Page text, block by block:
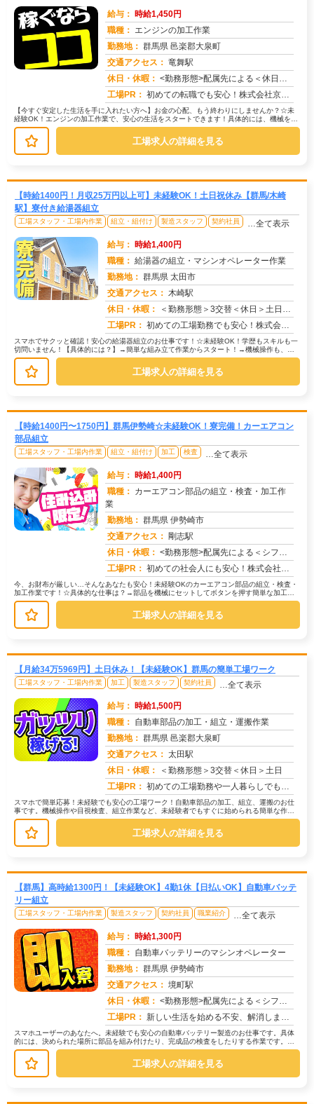
給与： 時給1,450円
職種： エンジンの加工作業
勤務地： 群馬県 邑楽郡大泉町
交通アクセス： 竜舞駅
休日・休暇： <勤務形態>配属先による＜休日＞工場カレンダーによる
工場PR： 初めての転職でも安心！株式会社京栄センターで、新しい一歩を踏み出してみませんか？☆すぐに住める寮完備！初期費用は一...
【今すぐ安定した生活を手に入れたい方へ】お金の心配、もう終わりにしませんか？☆未
経験OK！エンジンの加工作業で、安心の生活をスタートできます！具体的には、機械を使
った簡単な操作や、目視による検査...
工場求人の詳細を見る
【時給1400円！月収25万円以上可】未経験OK！土日祝休み【群馬/木崎
駅】寮付き給湯器組立
工場スタッフ・工場内作業 組立・組付け 製造スタッフ 契約社員 …全て表示
給与： 時給1,400円
職種： 給湯器の組立・マシンオペレーター作業
勤務地： 群馬県 太田市
交通アクセス： 木崎駅
休日・休暇：
＜勤務形態＞3交替＜休日＞土日祝/長期休暇/GW /夏季/ 年末年始
工場PR： 初めての工場勤務でも安心！株式会社京栄センターで新しい一歩を踏み出しませんか？☆充実の寮生活で、不安を解消！→0〜...
スマホでサクッと確認！安心の給湯器組立のお仕事です！☆未経験OK！学歴もスキルも一
切問いません！【具体的には？】→簡単な組み立て作業からスタート！→機械操作も、丁
寧に指導しますのでご安心ください...
工場求人の詳細を見る
【時給1400円〜1750円】群馬伊勢崎☆未経験OK！寮完備！カーエアコン
部品組立
工場スタッフ・工場内作業 組立・組付け 加工 検査 …全て表示
給与： 時給1,400円
職種： カーエアコン部品の組立・検査・加工作
業
勤務地： 群馬県 伊勢崎市
交通アクセス：
剛志駅
休日・休暇： <勤務形態>配属先による＜シフト＞仕事量に応じて4勤3休有＜休日＞完全週休2日制・工場カレンダーによる
工場PR： 初めての社会人にも安心！株式会社京栄センターで、新しい一歩を踏み出してみませんか？☆家具家電付きの個室寮が初期費用...
今、お財布が厳しい…そんなあなたも安心！未経験OKのカーエアコン部品の組立・検査・
加工作業です！☆具体的な仕事は？→部品を機械にセットしてボタンを押す簡単な加工、
顕微鏡を使って部品の検査、PCで...
工場求人の詳細を見る
【月給34万5969円】土日休み！【未経験OK】群馬の簡単工場ワーク
工場スタッフ・工場内作業 加工 製造スタッフ 契約社員 …全て表示
給与： 時給1,500円
職種： 自動車部品の加工・組立・運搬作業
勤務地： 群馬県 邑楽郡大泉町
交通アクセス： 太田駅
休日・休暇：
＜勤務形態＞3交替＜休日＞土日
工場PR： 初めての工場勤務や一人暮らしでも安心！90％の方が不安を解消して活躍中！☆全国2,500件以上の格安寮完備！初期費...
スマホで簡単応募！未経験でも安心の工場ワーク！自動車部品の加工、組立、運搬のお仕
事です。機械操作や目視検査、組立作業など、未経験者でもすぐに始められる簡単な作業
が中心です。研修があるので、初めて...
工場求人の詳細を見る
【群馬】高時給1300円！【未経験OK】4勤1休【日払いOK】自動車バッテ
リー組立
工場スタッフ・工場内作業 製造スタッフ 契約社員 職業紹介 …全て表示
給与： 時給1,300円
職種： 自動車バッテリーのマシンオペレーター
勤務地： 群馬県 伊勢崎市
交通アクセス： 境町駅
休日・休暇： <勤務形態>配属先による＜シフト＞4勤1休
工場PR： 新しい生活を始める不安、解消します！☆引越し費用は会社負担！初期費用0円の個室寮完備で、手ぶらで新生活スタートでき...
スマホユーザーのあなたへ。未経験でも安心の自動車バッテリー製造のお仕事です。具体
的には、決められた場所に部品を組み付けたり、完成品の検査をしたりする作業です。機
械操作は、ボタンを押すだけのシンプ...
工場求人の詳細を見る